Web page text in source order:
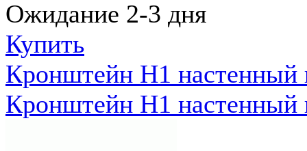
Ожидание 2-3 дня
Купить
Кронштейн Н1
Кронштейн Н1